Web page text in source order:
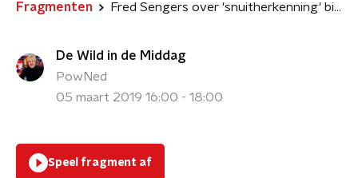
Fragmenten Fred Sengers over 'snuitherkenning' bij varkens
De Wild in de Middag
PowNed
05 maart 2019 16:00 - 18:00
Speel fragment af